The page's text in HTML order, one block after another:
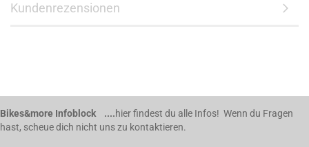
Kundenrezensionen
Bikes&more Infoblock ....hier findest du alle Infos! Wenn du Fragen
hast, scheue dich nicht uns zu kontaktieren.